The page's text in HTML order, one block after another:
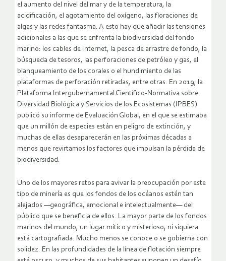
el aumento del nivel del mar y de la temperatura, la
acidificación, el agotamiento del oxígeno, las floraciones de
algas y las redes fantasma. A esto hay que añadir las tensiones
adicionales a las que se enfrenta la biodiversidad del fondo
marino: los cables de Internet, la pesca de arrastre de fondo, la
búsqueda de tesoros, las perforaciones de petróleo y gas, el
blanqueamiento de los corales o el hundimiento de las
plataformas de perforación retiradas, entre otras. En 2019, la
Plataforma Intergubernamental Científico-Normativa sobre
Diversidad Biológica y Servicios de los Ecosistemas (IPBES)
publicó su informe de Evaluación Global, en el que se estimaba
que un millón de especies están en peligro de extinción, y
muchas de ellas desaparecerán en las próximas décadas a
menos que revirtamos los factores que impulsan la pérdida de
biodiversidad.
Uno de los mayores retos para avivar la preocupación por este
tipo de minería es que los fondos de los océanos estén tan
alejados —geográfica, emocional e intelectualmente— del
público que se beneficia de ellos. La mayor parte de los fondos
marinos del mundo, un lugar mítico y misterioso, ni siquiera
está cartografiada. Mucho menos se conoce o se gobierna con
solidez. En las profundidades de la línea de flotación siempre